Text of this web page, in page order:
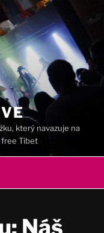
který navazuje na
Tibet
Náš